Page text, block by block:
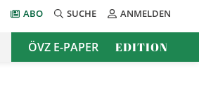
ABO SUCHE ANMELDEN
ÖVZ E-PAPER EDITION